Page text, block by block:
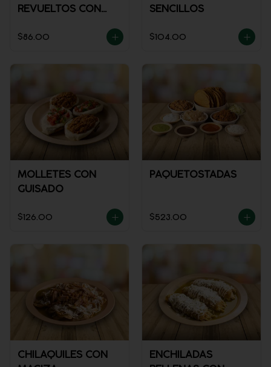
REVUELTOS CON
$86.00
SENCILLOS
$104.00
MOLLETES CON
GUISADO
$126.00
PAQUETOSTADAS
$523.00
CHILAQUILES CON
ENCHILADAS